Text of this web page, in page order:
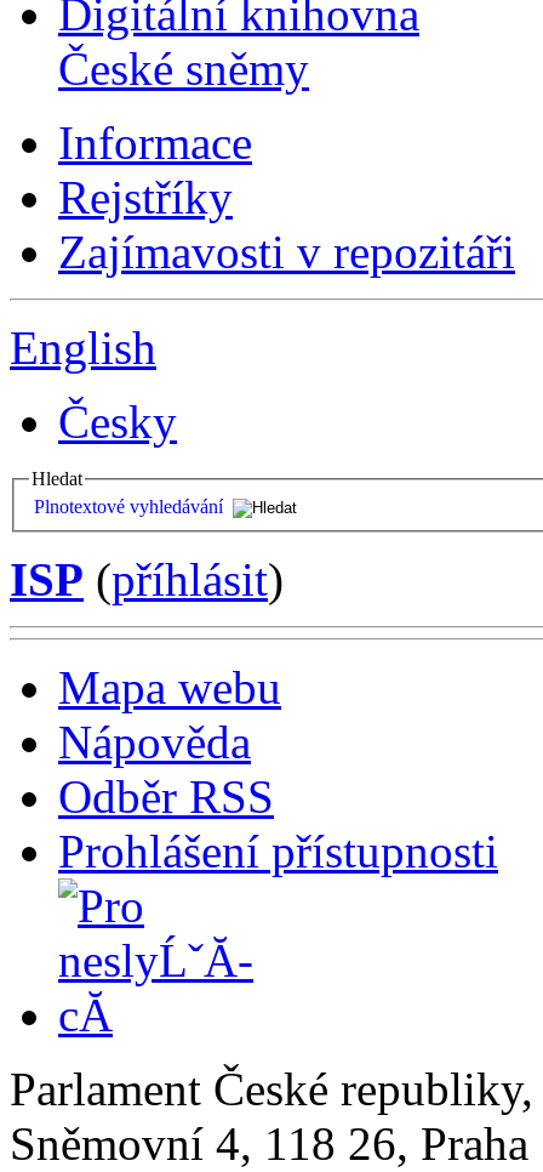
Digitální knihovna
České sněmy
Informace
Rejstříky
Zajímavosti v repozitáři
English
Česky
Hledat
Plnotextové vyhledávání
ISP (příhlásit)
Mapa webu
Nápověda
Odběr RSS
Prohlášení přístupnosti
Parlament České
Sněmovní 4, 118 26,